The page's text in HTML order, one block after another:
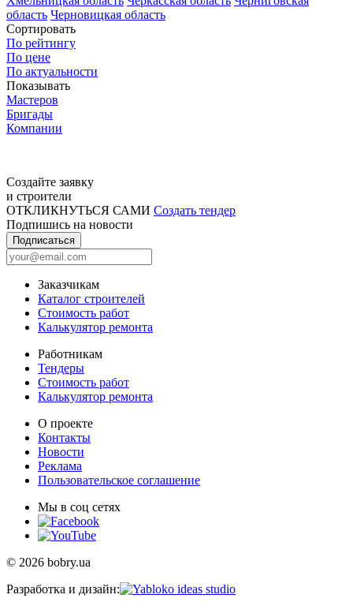
область Черновицкая область
Сортировать
По рейтингу
По цене
По актуальности
Показывать
Мастеров
Бригады
Компании
Создайте заявку
и строители
ОТКЛИКНУТЬСЯ САМИ Создать тендер
Подпишись на новости
Подписаться
Заказчикам
Каталог строителей
Стоимость работ
Калькулятор ремонта
Работникам
Тендеры
Стоимость работ
Калькулятор ремонта
О проекте
Контакты
Новости
Реклама
Пользовательское соглашение
Мы в соц сетях
© 2026 bobry.ua
Разработка и дизайн: